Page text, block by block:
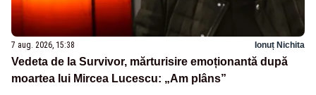
7 aug. 2026, 15:38 Ionuț Nichita
Vedeta de la Survivor, mărturisire emoționantă după
moartea lui Mircea Lucescu: „Am plâns”